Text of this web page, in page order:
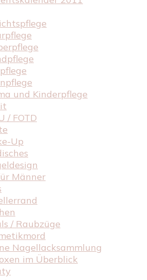
und Kinderpflege
/ FOTD
Up
Männer
/ Raubzüge
Nagellacksammlung
im Überblick